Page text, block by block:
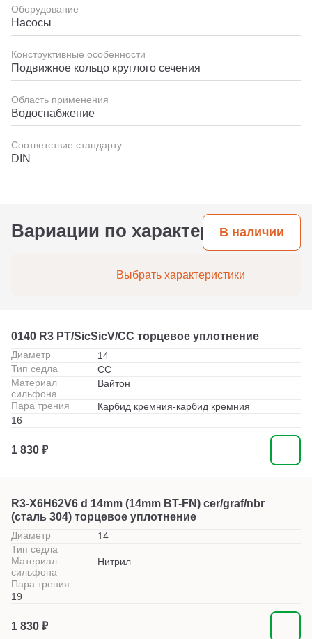
Оборудование
Насосы
Конструктивные особенности
Подвижное кольцо круглого сечения
Область применения
Водоснабжение
Соответствие стандарту
DIN
Вариации по характеристикам
В наличии
Выбрать характеристики
0140 R3 PT/SicSicV/CC торцевое уплотнение
Диаметр
14
Тип седла
СС
Материал
сильфона
Вайтон
Пара трения
Карбид кремния-карбид кремния
16
1 830 ₽
R3-X6H62V6 d 14mm (14mm BT-FN) cer/graf/nbr
(сталь 304) торцевое уплотнение
Диаметр
14
Тип седла
Материал
сильфона
Нитрил
Пара трения
19
1 830 ₽